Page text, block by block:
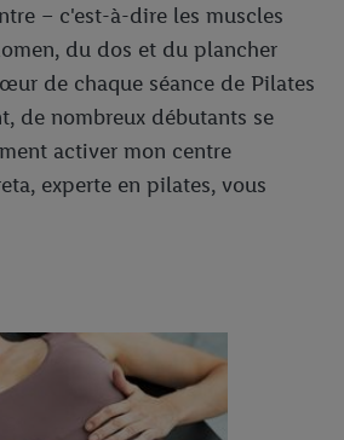
– c'est-à-dire les muscles
du dos et du plancher
de chaque séance de Pilates
de nombreux débutants se
activer mon centre
experte en pilates, vous